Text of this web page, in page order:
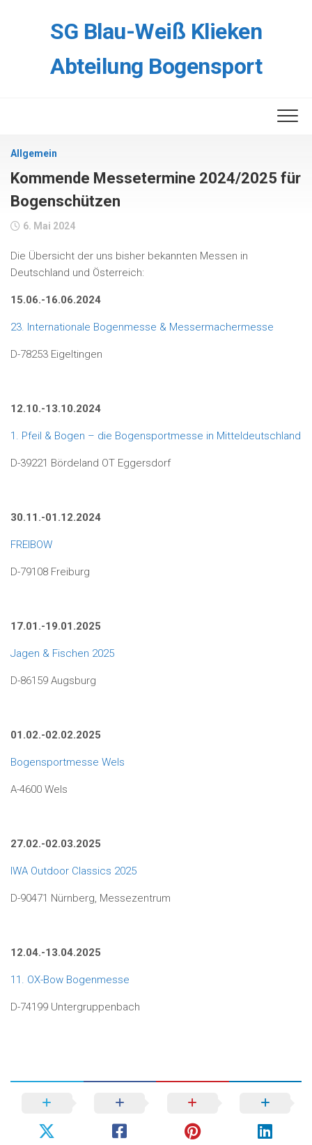
SG Blau-Weiß Klieken
Abteilung Bogensport
Allgemein
Kommende Messetermine 2024/2025 für
Bogenschützen
6. Mai 2024
Die Übersicht der uns bisher bekannten Messen in
Deutschland und Österreich:
15.06.-16.06.2024
23. Internationale Bogenmesse & Messermachermesse
D-78253 Eigeltingen
12.10.-13.10.2024
1. Pfeil & Bogen – die Bogensportmesse in Mitteldeutschland
D-39221 Bördeland OT Eggersdorf
30.11.-01.12.2024
FREIBOW
D-79108 Freiburg
17.01.-19.01.2025
Jagen & Fischen 2025
D-86159 Augsburg
01.02.-02.02.2025
Bogensportmesse Wels
A-4600 Wels
27.02.-02.03.2025
IWA Outdoor Classics 2025
D-90471 Nürnberg, Messezentrum
12.04.-13.04.2025
11. OX-Bow Bogenmesse
D-74199 Untergruppenbach